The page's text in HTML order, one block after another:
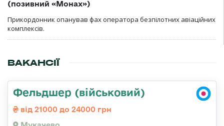
(позивний «Монах»)
Прикордонник опанував фах оператора безпілотних авіаційних
комплексів.
ВАКАНСІЇ
Фельдшер (військовий)
від 21000 до 24000 грн